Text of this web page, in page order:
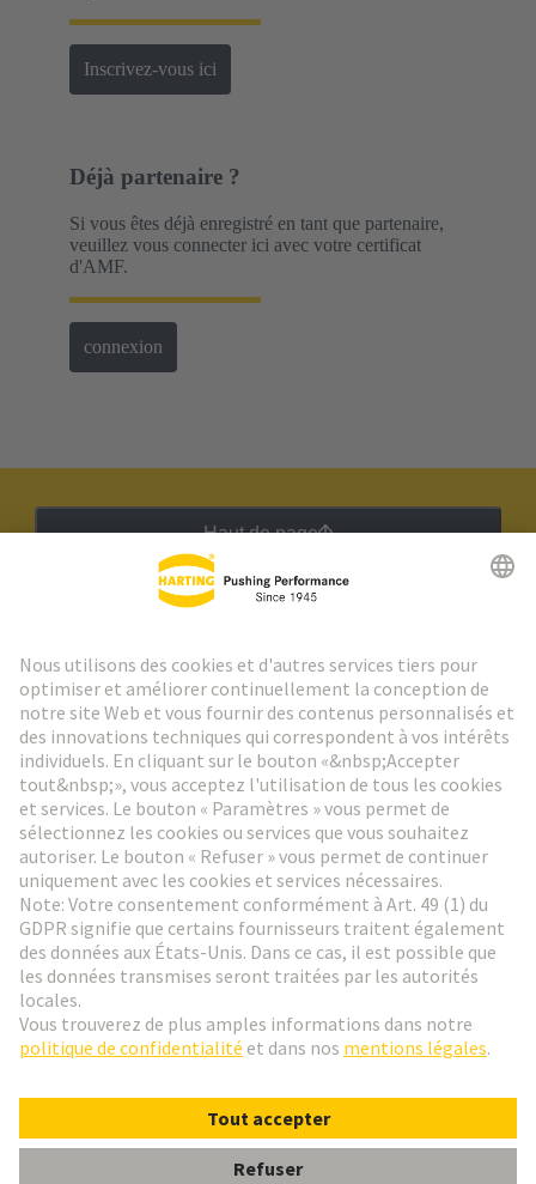
Inscrivez-vous ici
Déjà partenaire ?
Si vous êtes déjà enregistré en tant que partenaire,
veuillez vous connecter ici avec votre certificat
d'AMF.
connexion
Haut de page
Aller à l'inscription
Social Media
Suisse Français
© HARTING Technology Group